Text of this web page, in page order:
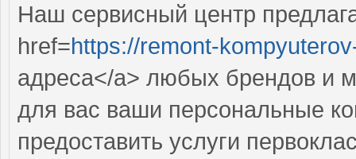
Наш сервисный центр
href=https://remont-
адреса</a> любых брендов и
для вас ваши персональные
предоставить услуги